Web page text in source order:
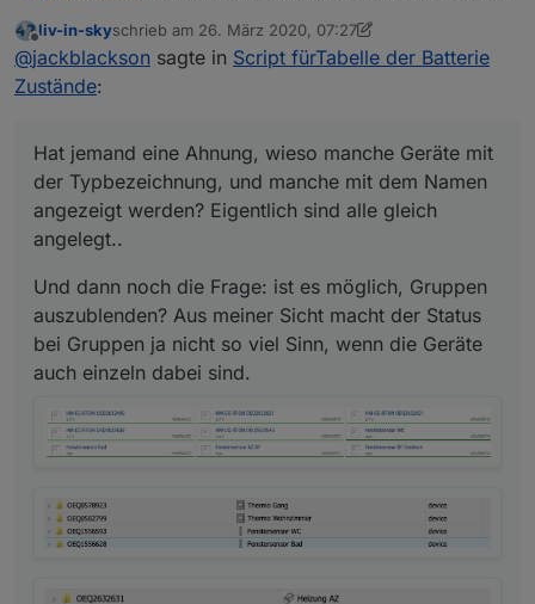
Namen angezeigt werden? Eigentlich sind alle
gleich angelegt..
Und dann noch die Frage: ist es möglich,
Gruppen auszublenden? Aus meiner Sicht macht
Offline
liv-in-skyschrieb am 26. März 2020, 07:27
zuletzt editiert von liv-in-sky
@jackblackson sagte in Script fürTabelle der Batterie
Zustände:
Hat jemand eine Ahnung, wieso manche Geräte mit
der Typbezeichnung, und manche mit dem Namen
angezeigt werden? Eigentlich sind alle gleich
angelegt..
Und dann noch die Frage: ist es möglich, Gruppen
auszublenden? Aus meiner Sicht macht der Status
bei Gruppen ja nicht so viel Sinn, wenn die Geräte
auch einzeln dabei sind.